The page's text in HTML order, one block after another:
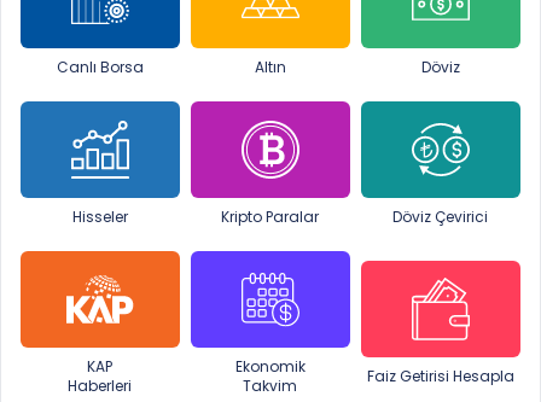
Canlı Borsa Altın Döviz
Hisseler Kripto Paralar Döviz Çevirici
KAP
Haberleri
Ekonomik
Takvim
Faiz Getirisi Hesapla